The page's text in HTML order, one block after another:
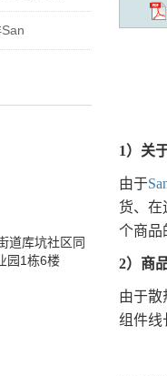
1）关
由于
货、在
个商品
2）商
由于散
组件线
道库坑社区同
园1栋6楼